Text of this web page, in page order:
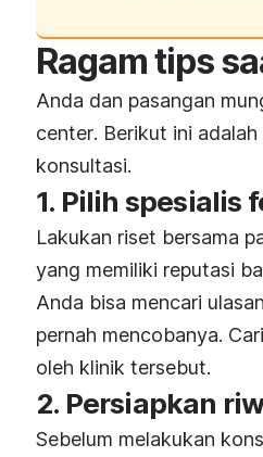
Ragam tips
Anda dan pasangan
center. Berikut ini
konsultasi.
1. Pilih spesialis
Lakukan riset bersama
yang memiliki reputasi
Anda bisa mencari ulasan
pernah mencobanya.
oleh klinik tersebut.
2. Persiapkan
Sebelum melakukan